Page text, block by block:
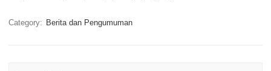
Category: Berita dan Pengumuman